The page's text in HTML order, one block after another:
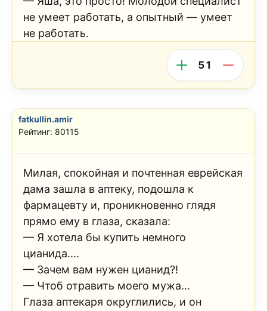
не умеет работать, а опытный — умеет
не работать.
51
fatkullin.amir
Рейтинг: 80115
Милая, спокойная и почтенная еврейская
дама зашла в аптеку, подошла к
фармацевту и, проникновенно глядя
прямо ему в глаза, сказала:
— Я хотела бы купить немного
цианида....
— Зачем вам нужен цианид?!
— Чтоб отравить моего мужа...
Глаза аптекаря округлились, и он